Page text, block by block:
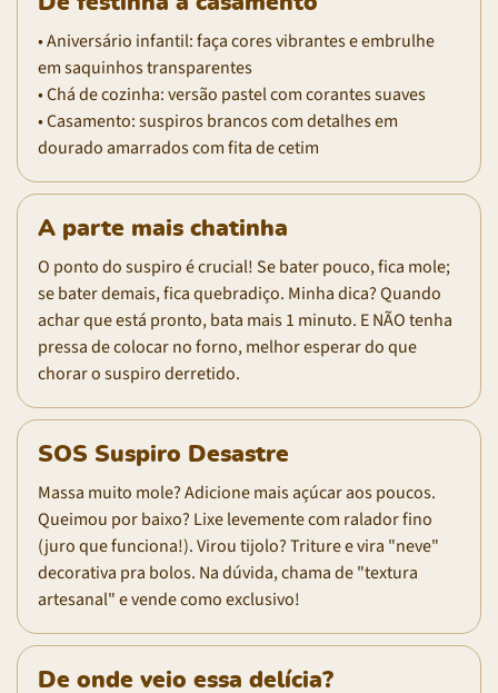
• Aniversário infantil: faça cores vibrantes e embrulhe
em saquinhos transparentes
• Chá de cozinha: versão pastel com corantes suaves
• Casamento: suspiros brancos com detalhes em
dourado amarrados com fita de cetim
A parte mais chatinha
O ponto do suspiro é crucial! Se bater pouco, fica mole;
se bater demais, fica quebradiço. Minha dica? Quando
achar que está pronto, bata mais 1 minuto. E NÃO tenha
pressa de colocar no forno, melhor esperar do que
chorar o suspiro derretido.
SOS Suspiro Desastre
Massa muito mole? Adicione mais açúcar aos poucos.
Queimou por baixo? Lixe levemente com ralador fino
(juro que funciona!). Virou tijolo? Triture e vira "neve"
decorativa pra bolos. Na dúvida, chama de "textura
artesanal" e vende como exclusivo!
De onde veio essa delícia?